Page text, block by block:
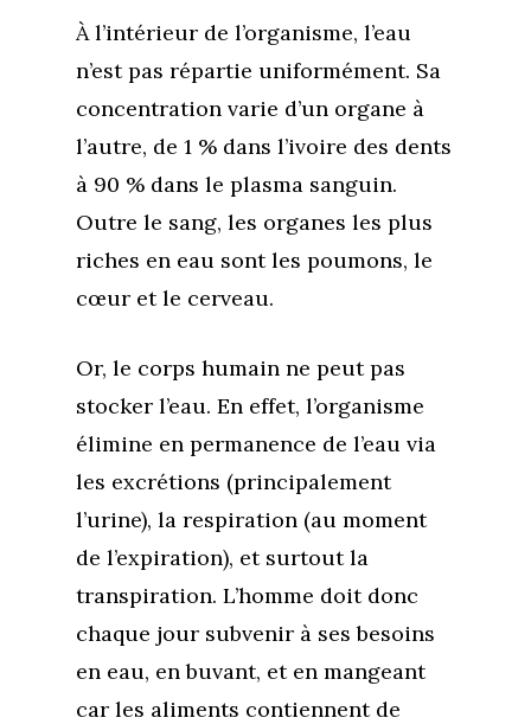
À l’intérieur de l’organisme, l’eau
n’est pas répartie uniformément. Sa
concentration varie d’un organe à
l’autre, de 1 % dans l’ivoire des dents
à 90 % dans le plasma sanguin.
Outre le sang, les organes les plus
riches en eau sont les poumons, le
cœur et le cerveau.
Or, le corps humain ne peut pas
stocker l’eau. En effet, l’organisme
élimine en permanence de l’eau via
les excrétions (principalement
l’urine), la respiration (au moment
de l’expiration), et surtout la
transpiration. L’homme doit donc
chaque jour subvenir à ses besoins
en eau, en buvant, et en mangeant
car les aliments contiennent de